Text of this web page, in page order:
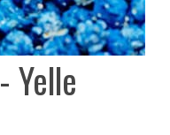
Yelle